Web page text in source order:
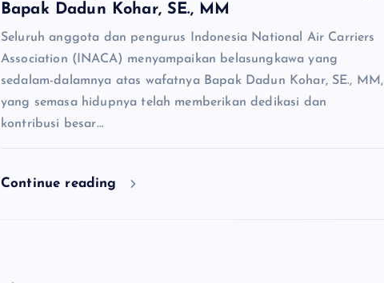
Bapak Dadun Kohar, SE., MM
Seluruh anggota dan pengurus Indonesia National Air Carriers
Association (INACA) menyampaikan belasungkawa yang
sedalam-dalamnya atas wafatnya Bapak Dadun Kohar, SE., MM,
yang semasa hidupnya telah memberikan dedikasi dan
kontribusi besar…
Continue reading